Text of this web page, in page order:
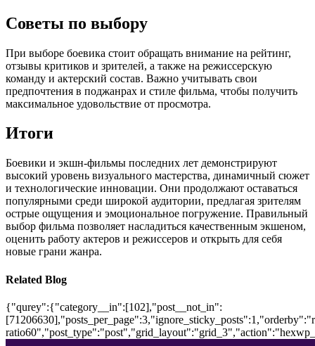
Советы по выбору
При выборе боевика стоит обращать внимание на рейтинг,
отзывы критиков и зрителей, а также на режиссерскую
команду и актерский состав. Важно учитывать свои
предпочтения в поджанрах и стиле фильма, чтобы получить
максимальное удовольствие от просмотра.
Итоги
Боевики и экшн-фильмы последних лет демонстрируют
высокий уровень визуального мастерства, динамичный сюжет
и технологические инновации. Они продолжают оставаться
популярными среди широкой аудитории, предлагая зрителям
острые ощущения и эмоциональное погружение. Правильный
выбор фильма позволяет насладиться качественным экшеном,
оценить работу актеров и режиссеров и открыть для себя
новые грани жанра.
Related Blog
{"qurey":{"category__in":[102],"post__not_in":